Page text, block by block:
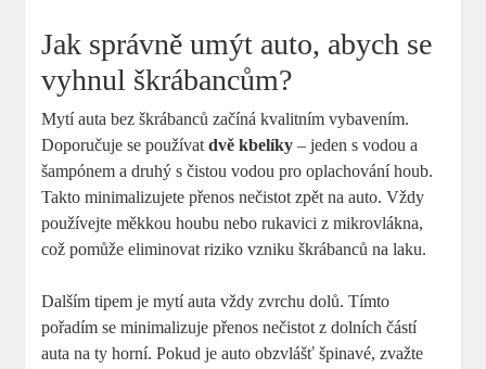
Jak správně umýt auto, abych se
vyhnul škrábancům?
Mytí auta bez škrábanců začíná kvalitním vybavením.
Doporučuje se používatdvě kbelíky – jeden s vodou a
šampónem a druhý s čistou vodou pro oplachování houb.
Takto minimalizujete přenos nečistot zpět na auto. Vždy
používejte měkkou houbu nebo rukavici z mikrovlákna,
což pomůže eliminovat riziko vzniku škrábanců na laku.
Dalším tipem je mytí auta vždy zvrchu dolů. Tímto
pořadím se minimalizuje přenos nečistot z dolních částí
auta na ty horní. Pokud je auto obzvlášť špinavé, zvažte